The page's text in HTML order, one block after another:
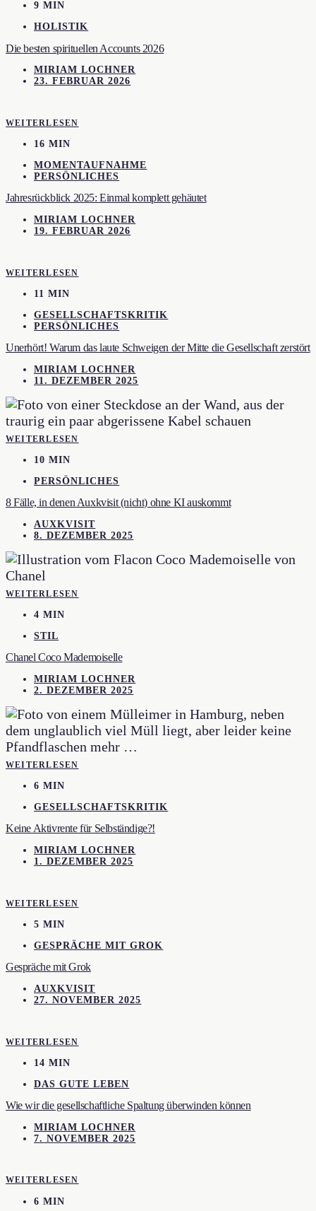
9 MIN
HOLISTIK
Die besten spirituellen Accounts 2026
MIRIAM LOCHNER
23. FEBRUAR 2026
WEITERLESEN
16 MIN
MOMENTAUFNAHME
PERSÖNLICHES
Jahresrückblick 2025: Einmal komplett gehäutet
MIRIAM LOCHNER
19. FEBRUAR 2026
WEITERLESEN
11 MIN
GESELLSCHAFTSKRITIK
PERSÖNLICHES
Unerhört! Warum das laute Schweigen der Mitte die Gesellschaft zerstört
MIRIAM LOCHNER
11. DEZEMBER 2025
WEITERLESEN
10 MIN
PERSÖNLICHES
8 Fälle, in denen Auxkvisit (nicht) ohne KI auskommt
AUXKVISIT
8. DEZEMBER 2025
WEITERLESEN
4 MIN
STIL
Chanel Coco Mademoiselle
MIRIAM LOCHNER
2. DEZEMBER 2025
WEITERLESEN
6 MIN
GESELLSCHAFTSKRITIK
Keine Aktivrente für Selbständige?!
MIRIAM LOCHNER
1. DEZEMBER 2025
WEITERLESEN
5 MIN
GESPRÄCHE MIT GROK
Gespräche mit Grok
AUXKVISIT
27. NOVEMBER 2025
WEITERLESEN
14 MIN
DAS GUTE LEBEN
Wie wir die gesellschaftliche Spaltung überwinden können
MIRIAM LOCHNER
7. NOVEMBER 2025
WEITERLESEN
6 MIN